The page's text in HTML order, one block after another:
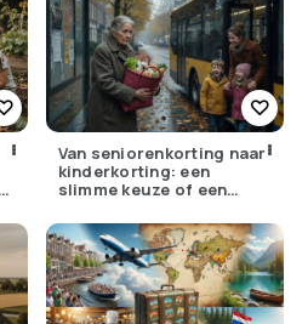
Van seniorenkorting naar
kinderkorting: een
slimme keuze of een